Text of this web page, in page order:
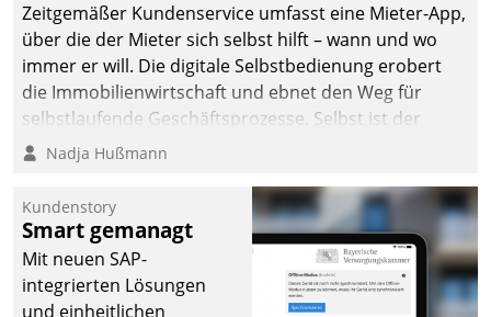
Zeitgemäßer Kundenservice umfasst eine Mieter-App,
über die der Mieter sich selbst hilft – wann und wo
immer er will. Die digitale Selbstbedienung erobert
die Immobilienwirtschaft und ebnet den Weg für
selbstlaufende Geschäftsprozesse. Selbst ist der
Kunde und smart der Serviceanbieter.
Nadja Hußmann
Kundenstory
Smart gemanagt
Mit neuen SAP-
integrierten Lösungen
und einheitlichen